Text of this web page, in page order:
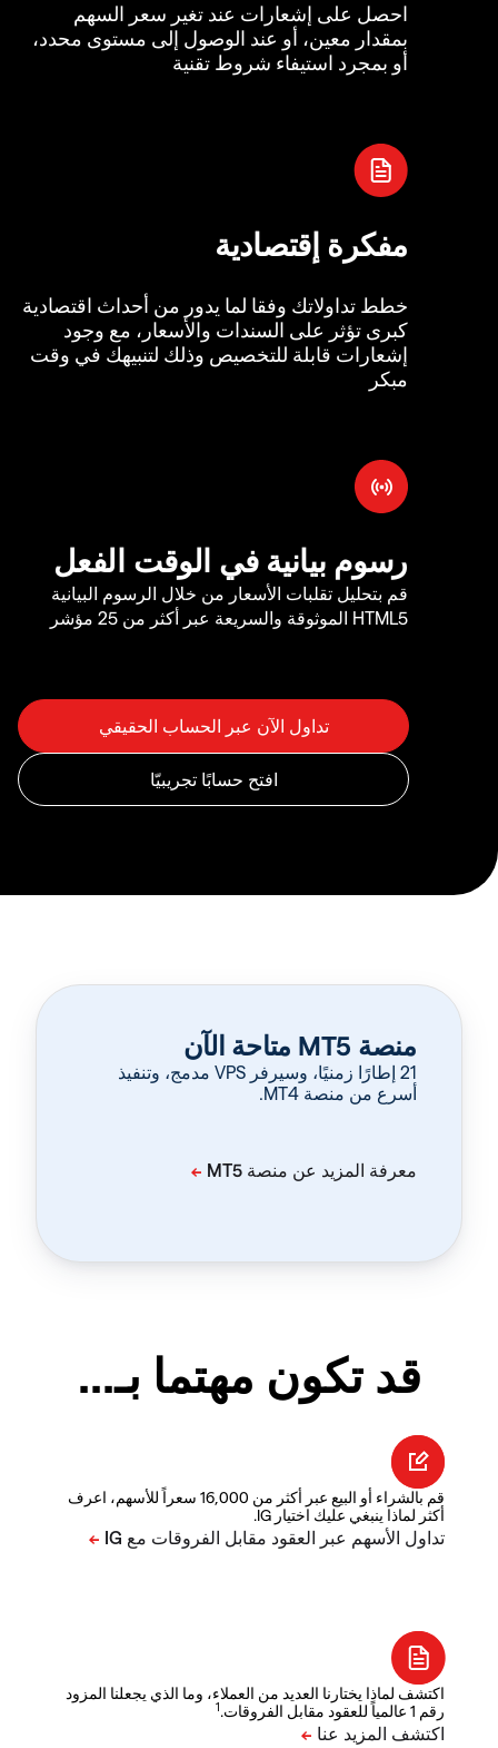
احصل على إشعارات عند تغير سعر السهم
بمقدار معين، أو عند الوصول إلى مستوى محدد،
أو بمجرد استيفاء شروط تقنية
مفكرة إقتصادية
خطط تداولاتك وفقا لما يدور من أحداث اقتصادية
كبرى تؤثر على السندات والأسعار، مع وجود
إشعارات قابلة للتخصيص وذلك لتنبيهك في وقت
مبكر
رسوم بيانية في الوقت الفعل
قم بتحليل تقلبات الأسعار من خلال الرسوم البيانية
HTML5 الموثوقة والسريعة عبر أكثر من 25 مؤشر
منصة MT5 متاحة الآن
‏21 إطارًا زمنيًا، وسيرفر VPS مدمج، وتنفيذ
أسرع من منصة MT4.
قد تكون مهتما بـ...
قم بالشراء أو البيع عبر أكثر من 16,000 سعراً للأسهم، اعرف
أكثر لماذا ينبغي عليك اختيار IG.
اكتشف لماذا يختارنا العديد من العملاء، وما الذي يجعلنا المزود
رقم 1 عالمياً للعقود مقابل الفروقات.
1